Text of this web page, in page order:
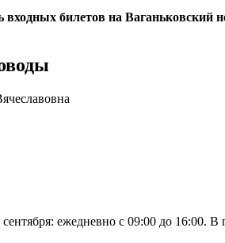
билетов на Ваганьковский
ежедневно с 09:00 до 16:00.